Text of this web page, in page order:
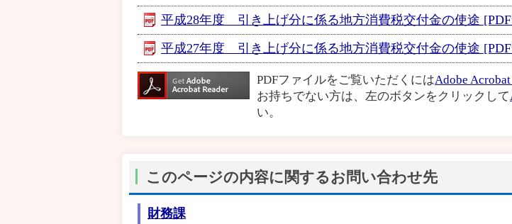
平成28年度 引き上げ分に係る地方消費税交付金の使途
平成27年度 引き上げ分に係る地方消費税交付金の使途
PDFファイルをご覧いただくにはAdobe Acrobat
お持ちでない方は、左のボタンをクリックして
い。
このページの内容に関するお問い合わせ先
財務課